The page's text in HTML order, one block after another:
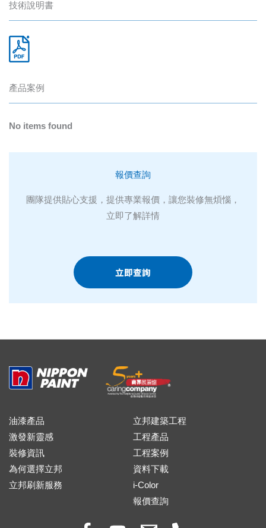
技術說明書
產品案例
No items found
報價查詢
團隊提供貼心支援，提供專業報價，讓您裝修無煩惱，
立即了解詳情
立即查詢
油漆產品
激發新靈感
裝修資訊
為何選擇立邦
立邦刷新服務
立邦建築工程
工程產品
工程案例
資料下載
i-Color
報價查詢